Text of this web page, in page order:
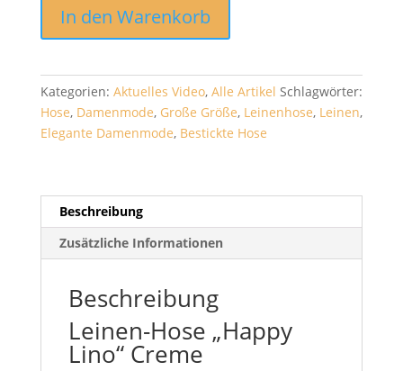
Hose
"Happy
Creme
Menge
In den Warenkorb
Kategorien: Aktuelles Video, Alle Artikel Schlagwörter:
Hose, Damenmode, Große Größe, Leinenhose, Leinen,
Elegante Damenmode, Bestickte Hose
Beschreibung
Zusätzliche Informationen
Beschreibung
Leinen-Hose „Happy
Lino“ Creme